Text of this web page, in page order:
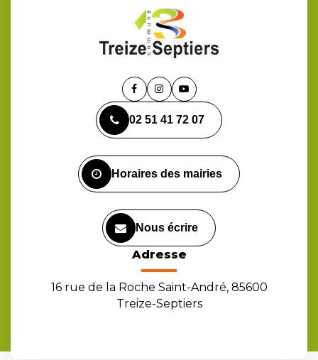
Lien
le
compte
Lien
le
compte
Lien
la
chaîne
02 51 41 72 07
Horaires des mairies
Nous écrire
Adresse
16 rue de la Roche Saint-André, 85600
Treize-Septiers